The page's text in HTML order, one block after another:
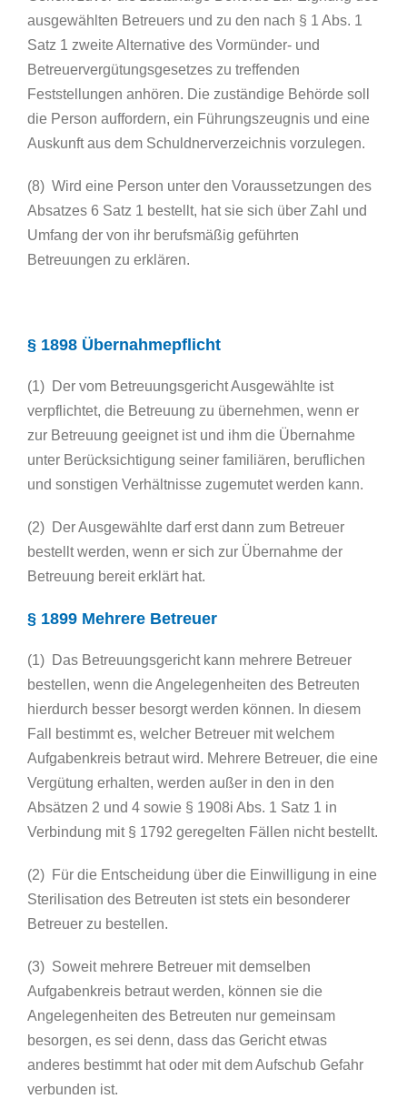
ausgewählten Betreuers und zu den nach § 1 Abs. 1
Satz 1 zweite Alternative des Vormünder- und
Betreuervergütungsgesetzes zu treffenden
Feststellungen anhören. Die zuständige Behörde soll
die Person auffordern, ein Führungszeugnis und eine
Auskunft aus dem Schuldnerverzeichnis vorzulegen.
(8) Wird eine Person unter den Voraussetzungen des
Absatzes 6 Satz 1 bestellt, hat sie sich über Zahl und
Umfang der von ihr berufsmäßig geführten
Betreuungen zu erklären.
§ 1898 Übernahmepflicht
(1) Der vom Betreuungsgericht Ausgewählte ist
verpflichtet, die Betreuung zu übernehmen, wenn er
zur Betreuung geeignet ist und ihm die Übernahme
unter Berücksichtigung seiner familiären, beruflichen
und sonstigen Verhältnisse zugemutet werden kann.
(2) Der Ausgewählte darf erst dann zum Betreuer
bestellt werden, wenn er sich zur Übernahme der
Betreuung bereit erklärt hat.
§ 1899 Mehrere Betreuer
(1) Das Betreuungsgericht kann mehrere Betreuer
bestellen, wenn die Angelegenheiten des Betreuten
hierdurch besser besorgt werden können. In diesem
Fall bestimmt es, welcher Betreuer mit welchem
Aufgabenkreis betraut wird. Mehrere Betreuer, die eine
Vergütung erhalten, werden außer in den in den
Absätzen 2 und 4 sowie § 1908i Abs. 1 Satz 1 in
Verbindung mit § 1792 geregelten Fällen nicht bestellt.
(2) Für die Entscheidung über die Einwilligung in eine
Sterilisation des Betreuten ist stets ein besonderer
Betreuer zu bestellen.
(3) Soweit mehrere Betreuer mit demselben
Aufgabenkreis betraut werden, können sie die
Angelegenheiten des Betreuten nur gemeinsam
besorgen, es sei denn, dass das Gericht etwas
anderes bestimmt hat oder mit dem Aufschub Gefahr
verbunden ist.